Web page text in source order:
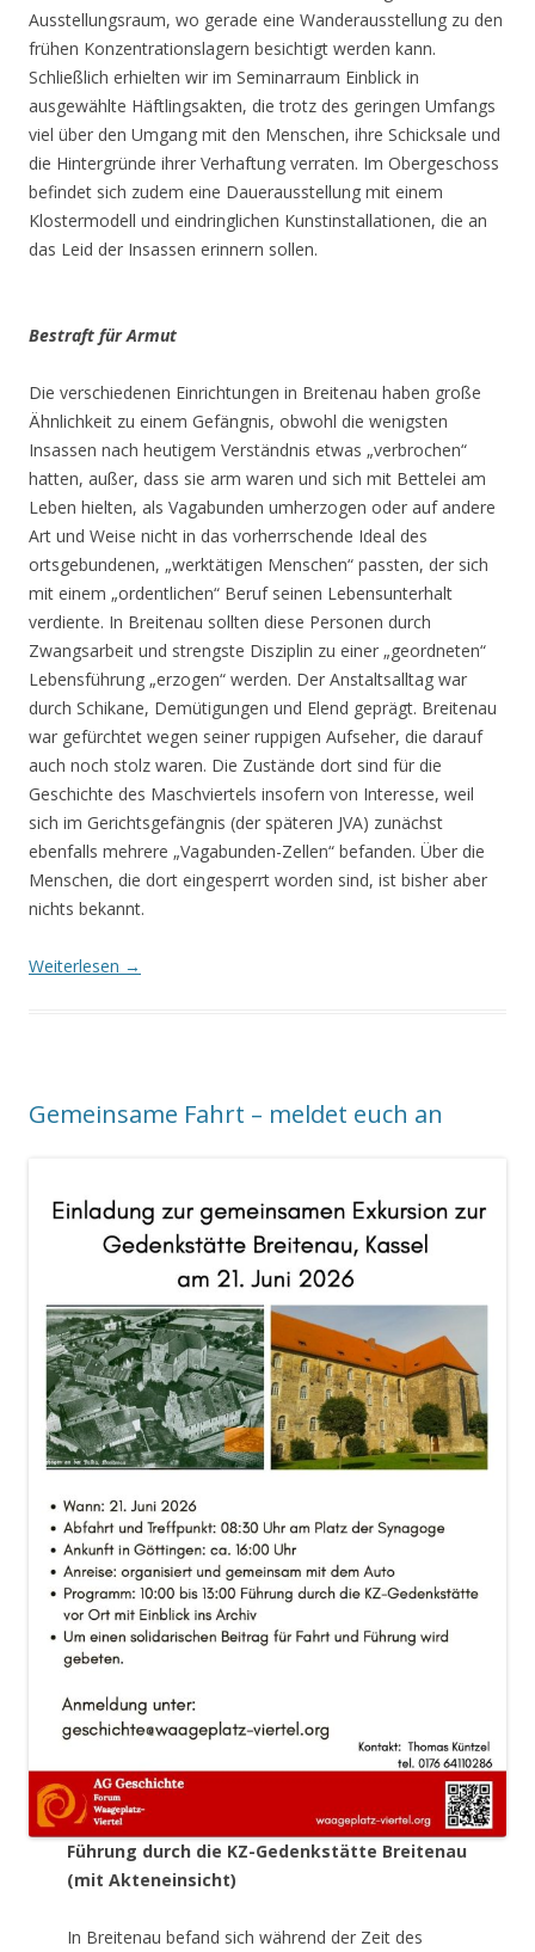
Ausstellungsraum, wo gerade eine Wanderausstellung zu den
frühen Konzentrationslagern besichtigt werden kann.
Schließlich erhielten wir im Seminarraum Einblick in
ausgewählte Häftlingsakten, die trotz des geringen Umfangs
viel über den Umgang mit den Menschen, ihre Schicksale und
die Hintergründe ihrer Verhaftung verraten. Im Obergeschoss
befindet sich zudem eine Dauerausstellung mit einem
Klostermodell und eindringlichen Kunstinstallationen, die an
das Leid der Insassen erinnern sollen.
Bestraft für Armut
Die verschiedenen Einrichtungen in Breitenau haben große
Ähnlichkeit zu einem Gefängnis, obwohl die wenigsten
Insassen nach heutigem Verständnis etwas „verbrochen“
hatten, außer, dass sie arm waren und sich mit Bettelei am
Leben hielten, als Vagabunden umherzogen oder auf andere
Art und Weise nicht in das vorherrschende Ideal des
ortsgebundenen, „werktätigen Menschen“ passten, der sich
mit einem „ordentlichen“ Beruf seinen Lebensunterhalt
verdiente. In Breitenau sollten diese Personen durch
Zwangsarbeit und strengste Disziplin zu einer „geordneten“
Lebensführung „erzogen“ werden. Der Anstaltsalltag war
durch Schikane, Demütigungen und Elend geprägt. Breitenau
war gefürchtet wegen seiner ruppigen Aufseher, die darauf
auch noch stolz waren. Die Zustände dort sind für die
Geschichte des Maschviertels insofern von Interesse, weil
sich im Gerichtsgefängnis (der späteren JVA) zunächst
ebenfalls mehrere „Vagabunden-Zellen“ befanden. Über die
Menschen, die dort eingesperrt worden sind, ist bisher aber
nichts bekannt.
Weiterlesen →
Gemeinsame Fahrt – meldet euch an
Führung durch die KZ-Gedenkstätte Breitenau
(mit Akteneinsicht)
In Breitenau befand sich während der Zeit des